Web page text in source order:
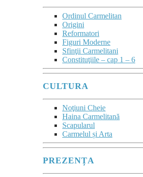
Ordinul Carmelitan
Origini
Reformatori
Figuri Moderne
Sfinţii Carmelitani
Constituţiile – cap 1 – 6
CULTURA
Noţiuni Cheie
Haina Carmelitană
Scapularul
Carmelul și Arta
PREZENȚA